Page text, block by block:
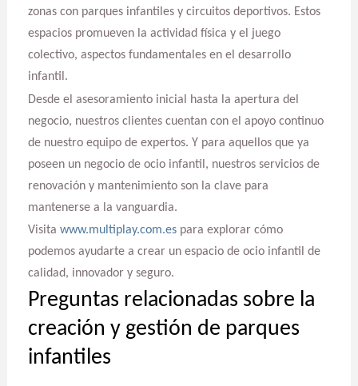
zonas con parques infantiles y circuitos deportivos. Estos
espacios promueven la actividad física y el juego
colectivo, aspectos fundamentales en el desarrollo
infantil.
Desde el asesoramiento inicial hasta la apertura del
negocio, nuestros clientes cuentan con el apoyo continuo
de nuestro equipo de expertos. Y para aquellos que ya
poseen un negocio de ocio infantil, nuestros servicios de
renovación y mantenimiento son la clave para
mantenerse a la vanguardia.
Visita www.multiplay.com.espara explorar cómo
podemos ayudarte a crear un espacio de ocio infantil de
calidad, innovador y seguro.
Preguntas relacionadas sobre la
creación y gestión de parques
infantiles